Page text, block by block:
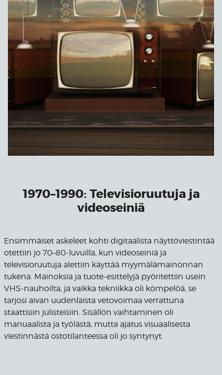
1970–1990: Televisioruutuja ja
videoseiniä
Ensimmäiset askeleet kohti digitaalista näyttöviestintää
otettiin jo 70–80-luvuilla, kun videoseiniä ja
televisioruutuja alettiin käyttää myymälämainonnan
tukena. Mainoksia ja tuote-esittelyjä pyöritettiin usein
VHS-nauhoilta, ja vaikka tekniikka oli kömpelöä, se
tarjosi aivan uudenlaista vetovoimaa verrattuna
staattisiin julisteisiin. Sisällön vaihtaminen oli
manuaalista ja työlästä, mutta ajatus visuaalisesta
viestinnästä ostotilanteessa oli jo syntynyt.